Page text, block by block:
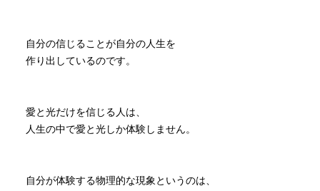
自分の信じることが自分の人生を
作り出しているのです。
愛と光だけを信じる人は、
人生の中で愛と光しか体験しません。
自分が体験する物理的な現象というのは、